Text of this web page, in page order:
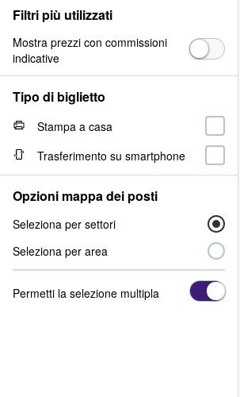
Filtri più utilizzati
Mostra prezzi con commissioni
indicative
Tipo di biglietto
Stampa a casa
Trasferimento su smartphone
Opzioni mappa dei posti
Seleziona per settori
Seleziona per area
Permetti la selezione multipla